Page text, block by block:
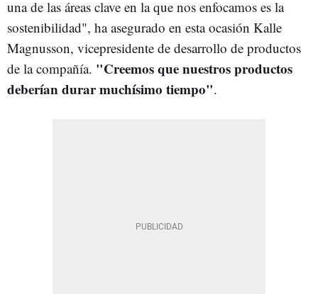
una de las áreas clave en la que nos enfocamos es la
sostenibilidad", ha asegurado en esta ocasión Kalle
Magnusson, vicepresidente de desarrollo de productos
de la compañía. "Creemos que nuestros productos
deberían durar muchísimo tiempo".